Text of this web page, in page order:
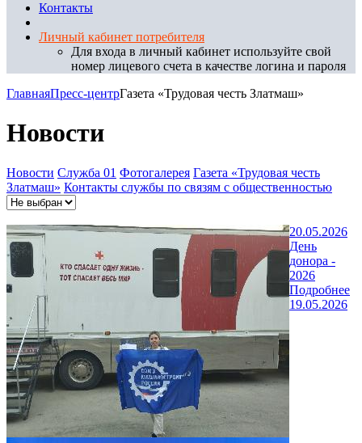
Контакты
Личный кабинет потребителя
Для входа в личный кабинет используйте свой
номер лицевого счета в качестве логина и пароля
ГлавнаяПресс-центрГазета «Трудовая честь Златмаш»
Новости
Новости Служба 01 Фотогалерея Газета «Трудовая честь
Златмаш» Контакты службы по связям с общественностью
20.05.2026
День
донора -
2026
Подробнее
19.05.2026